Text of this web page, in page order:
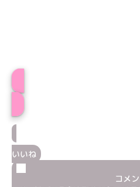
いいね
コメ